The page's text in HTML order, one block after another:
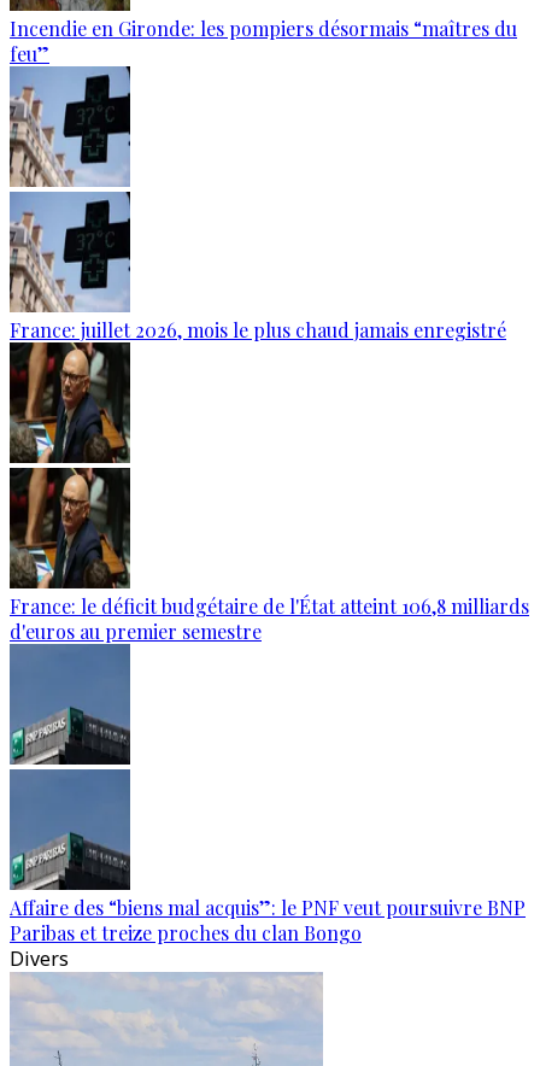
Incendie en Gironde: les pompiers désormais “maîtres du
feu”
France: juillet 2026, mois le plus chaud jamais enregistré
France: le déficit budgétaire de l'État atteint 106,8 milliards
d'euros au premier semestre
Affaire des “biens mal acquis”: le PNF veut poursuivre BNP
Paribas et treize proches du clan Bongo
Divers